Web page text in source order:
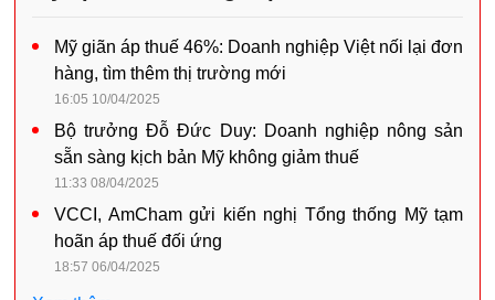
Mỹ giãn áp thuế 46%: Doanh nghiệp Việt nối lại đơn
hàng, tìm thêm thị trường mới
16:05 10/04/2025
Bộ trưởng Đỗ Đức Duy: Doanh nghiệp nông sản
sẵn sàng kịch bản Mỹ không giảm thuế
11:33 08/04/2025
VCCI, AmCham gửi kiến nghị Tổng thống Mỹ tạm
hoãn áp thuế đối ứng
18:57 06/04/2025